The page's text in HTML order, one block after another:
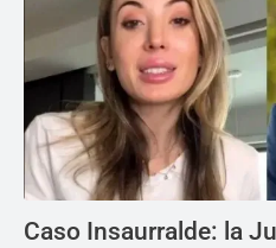
Caso Insaurralde: la